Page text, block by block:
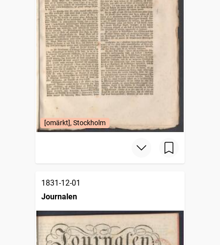
[omärkt], Stockholm
1831-12-01
Journalen